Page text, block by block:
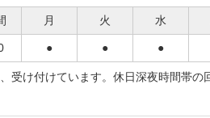
月 火 水
● ● ●
受け付けています。休日深夜時間帯の